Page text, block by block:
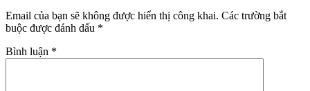
Email của bạn sẽ không được hiển thị công khai. Các trường bắt
buộc được đánh dấu *
Bình luận *